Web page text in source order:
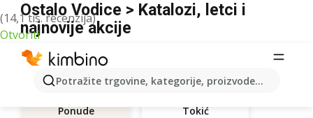
(14,1 tis. recenzija)
Otvoriti
Potražite trgovine, kategorije, proizvode...
Ostalo Vodice > Katalozi, letci i
najnovije akcije
Ponude Tokić